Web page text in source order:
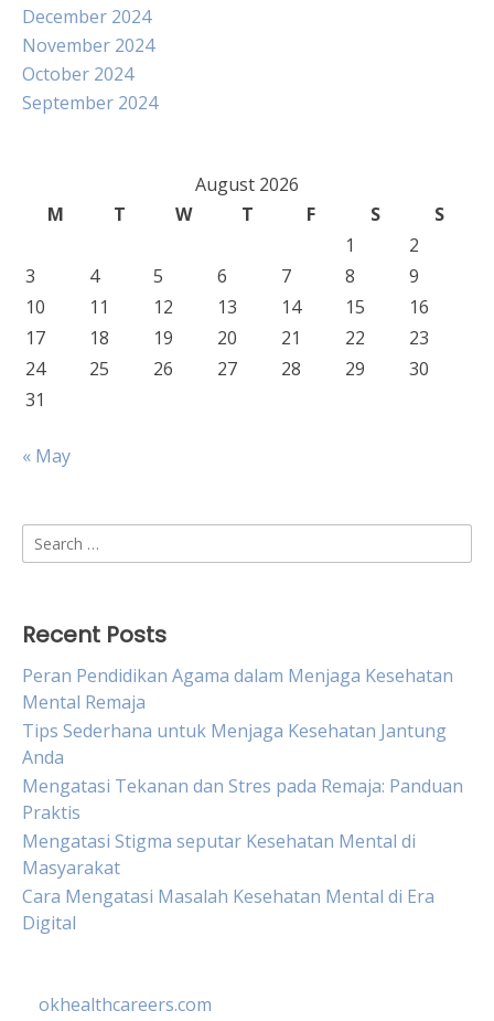
December 2024
November 2024
October 2024
September 2024
August 2026
M
T W T F S
S
1
2
3
4 5 6 7 8
9
10
11 12 13 14 15
16
17
18 19 20 21 22
23
24
25 26 27 28 29
30
31
« May
Search
for:
Recent Posts
Peran Pendidikan Agama dalam Menjaga Kesehatan
Mental Remaja
Tips Sederhana untuk Menjaga Kesehatan Jantung
Anda
Mengatasi Tekanan dan Stres pada Remaja: Panduan
Praktis
Mengatasi Stigma seputar Kesehatan Mental di
Masyarakat
Cara Mengatasi Masalah Kesehatan Mental di Era
Digital
okhealthcareers.com